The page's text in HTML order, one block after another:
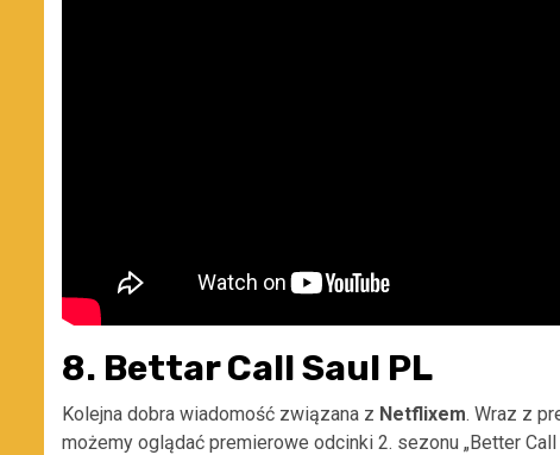
8. Bettar Call Saul PL
Kolejna dobra wiadomość związana z Netflixem. Wraz z
możemy oglądać premierowe odcinki 2. sezonu „Better